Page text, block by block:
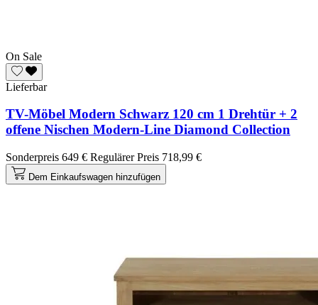
On Sale
Lieferbar
TV-Möbel Modern Schwarz 120 cm 1 Drehtür + 2
offene Nischen Modern-Line Diamond Collection
Sonderpreis 649 € Regulärer Preis 718,99 €
Dem Einkaufswagen hinzufügen